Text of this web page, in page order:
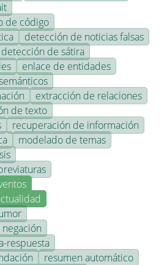
de código
detección de noticias falsas
detección de sátira
enlace de entidades
extracción de relaciones
de texto
recuperación de información
modelado de temas
respuesta
resumen automático